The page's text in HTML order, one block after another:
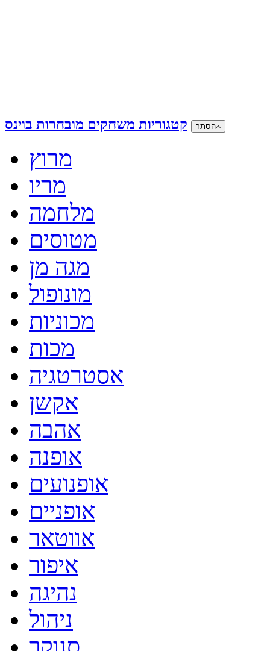
קטגוריות משחקים מובחרות בוינס הסתר
מרוץ
מריו
מלחמה
מטוסים
מגה מן
מונופול
מכוניות
מכות
אסטרטגיה
אקשן
אהבה
אופנה
אופנועים
אופניים
אווטאר
איפור
נהיגה
ניהול